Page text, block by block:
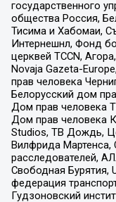
государственного
общества Россия,
Тисима и Хабомаи,
Интернешнл, Фонд
церквей TCCN,
Novaja Gazeta-
прав человека
Белорусский дом
Дом прав человека
Дом прав человека
Studios, ТВ Дождь,
Вилфрида Мартенса,
расследователей,
Свободная Бурятия,
федерация
Гудзоновский